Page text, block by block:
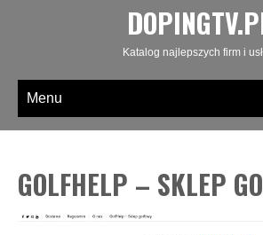
Katalog najlepszych firm i
Menu
GOLFHELP – SKLEP